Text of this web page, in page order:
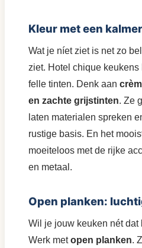
Kleur met een
Wat je níet ziet is net zo
ziet. Hotel chique
felle tinten. Denk aan
en zachte grijstinten. Ze
laten materialen spreken
rustige basis. En het
moeiteloos met de rijke
en metaal.
Open planken:
Wil je jouw keuken nét dat
Werk metopen planken.